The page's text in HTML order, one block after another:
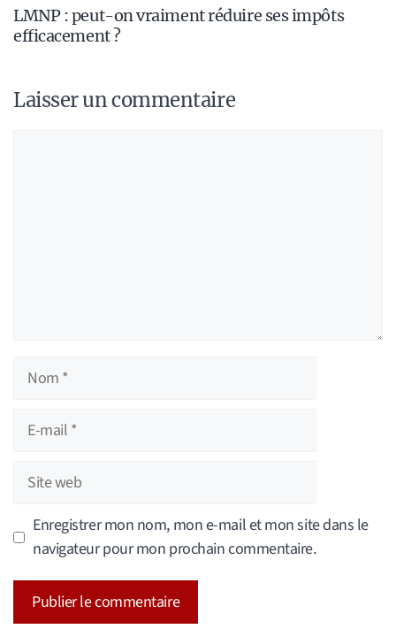
LMNP : peut-on vraiment réduire ses impôts
efficacement ?
Laisser un commentaire
Nom
Site
Enregistrer mon nom, mon e-mail et mon site dans le
navigateur pour mon prochain commentaire.